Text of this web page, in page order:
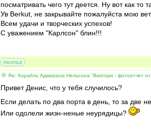
посматривать чего тут деется. Ну вот как то
Ув Berkut, не закрывайте пожалуйста мою
Всем удачи и творческих успехов!
С уважением "Карлсон" блин!!!
Re: Корабль Адмирала Нельсона "Виктори - фотоотчет от
Привет Денис, что у тебя случилось?
Если делать по два порта в день, то за две
Или одолели жизн-неные неурядицы?